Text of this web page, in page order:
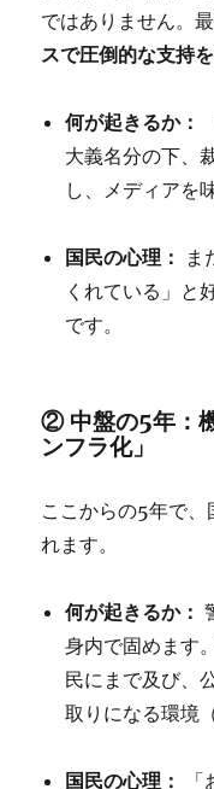
ではありません。
スで圧倒的な支持
何が起きるか：
大義名分の下、
し、メディアを
国民の心理：
ま
くれている」と
です。
② 中盤の5年：
ンフラ化」
ここからの5年で
れます。
何が起きるか：
身内で固めます
民にまで及び、
取りになる環境
国民の心理：